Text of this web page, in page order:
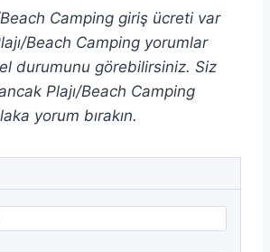
Camping giriş ücreti var
Beach Camping yorumlar
durumunu görebilirsiniz. Siz
Plajı/Beach Camping
yorum bırakın.